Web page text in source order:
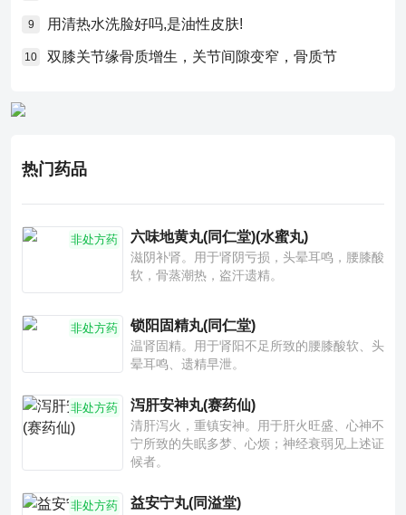
9 用清热水洗脸好吗,是油性皮肤!
10 双膝关节缘骨质增生，关节间隙变窄，骨质节
热门药品
非处方药 六味地黄丸(同仁堂)(水蜜丸)
滋阴补肾。用于肾阴亏损，头晕耳鸣，腰膝酸
软，骨蒸潮热，盗汗遗精。
非处方药 锁阳固精丸(同仁堂)
温肾固精。用于肾阳不足所致的腰膝酸软、头
晕耳鸣、遗精早泄。
非处方药 泻肝安神丸(赛药仙)
清肝泻火，重镇安神。用于肝火旺盛、心神不
宁所致的失眠多梦、心烦；神经衰弱见上述证
候者。
非处方药 益安宁丸(同溢堂)